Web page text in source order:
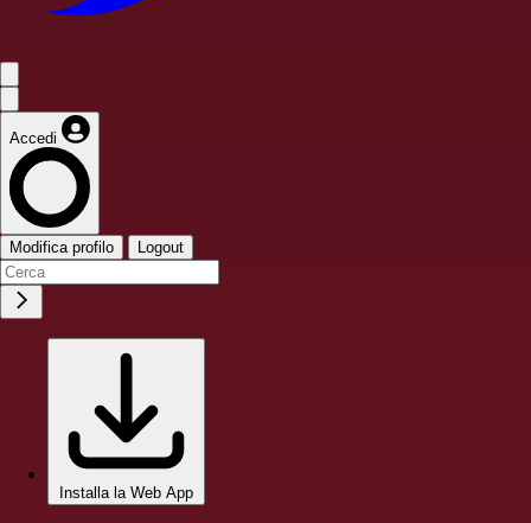
Accedi
Modifica profilo Logout
Installa la Web App